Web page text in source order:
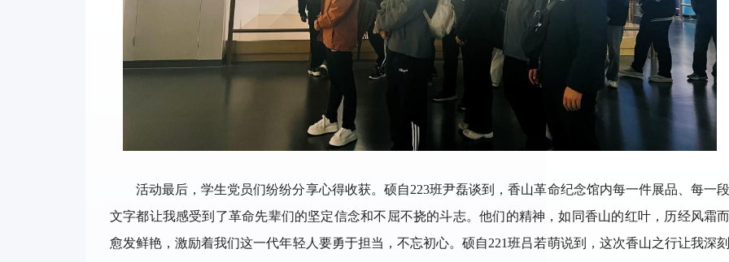
活动最后，学生党员们纷纷分享心得收获。硕自223班尹磊谈到，香山革命纪念馆内每一件展品、每一
文字都让我感受到了革命先辈们的坚定信念和不屈不挠的斗志。他们的精神，如同香山的红叶，历经风霜
愈发鲜艳，激励着我们这一代年轻人要勇于担当，不忘初心。硕自221班吕若萌说到，这次香山之行让我深